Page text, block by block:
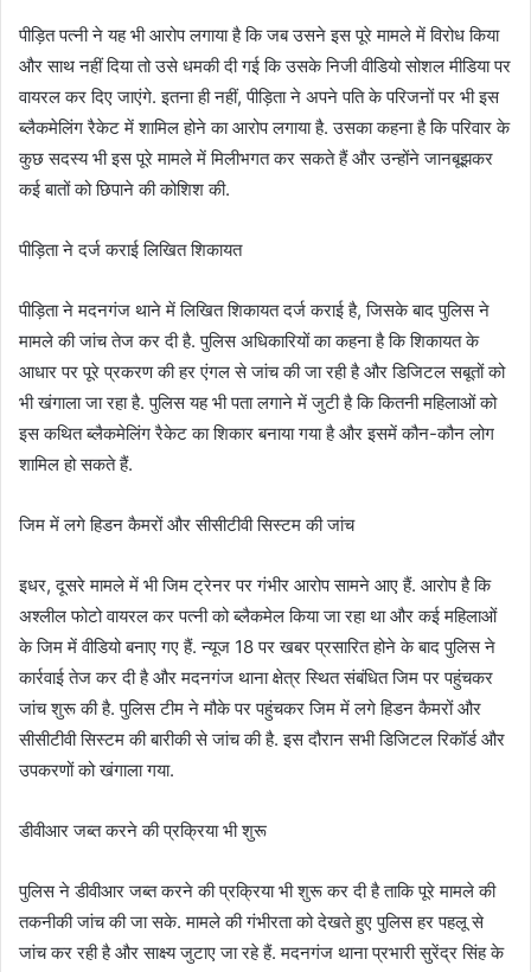
पीड़ित पत्नी ने यह भी आरोप लगाया है कि जब उसने इस पूरे मामले में विरोध किया
और साथ नहीं दिया तो उसे धमकी दी गई कि उसके निजी वीडियो सोशल मीडिया पर
वायरल कर दिए जाएंगे. इतना ही नहीं, पीड़िता ने अपने पति के परिजनों पर भी इस
ब्लैकमेलिंग रैकेट में शामिल होने का आरोप लगाया है. उसका कहना है कि परिवार के
कुछ सदस्य भी इस पूरे मामले में मिलीभगत कर सकते हैं और उन्होंने जानबूझकर
कई बातों को छिपाने की कोशिश की.
पीड़िता ने दर्ज कराई लिखित शिकायत
पीड़िता ने मदनगंज थाने में लिखित शिकायत दर्ज कराई है, जिसके बाद पुलिस ने
मामले की जांच तेज कर दी है. पुलिस अधिकारियों का कहना है कि शिकायत के
आधार पर पूरे प्रकरण की हर एंगल से जांच की जा रही है और डिजिटल सबूतों को
भी खंगाला जा रहा है. पुलिस यह भी पता लगाने में जुटी है कि कितनी महिलाओं को
इस कथित ब्लैकमेलिंग रैकेट का शिकार बनाया गया है और इसमें कौन-कौन लोग
शामिल हो सकते हैं.
जिम में लगे हिडन कैमरों और सीसीटीवी सिस्टम की जांच
इधर, दूसरे मामले में भी जिम ट्रेनर पर गंभीर आरोप सामने आए हैं. आरोप है कि
अश्लील फोटो वायरल कर पत्नी को ब्लैकमेल किया जा रहा था और कई महिलाओं
के जिम में वीडियो बनाए गए हैं. न्यूज 18 पर खबर प्रसारित होने के बाद पुलिस ने
कार्रवाई तेज कर दी है और मदनगंज थाना क्षेत्र स्थित संबंधित जिम पर पहुंचकर
जांच शुरू की है. पुलिस टीम ने मौके पर पहुंचकर जिम में लगे हिडन कैमरों और
सीसीटीवी सिस्टम की बारीकी से जांच की है. इस दौरान सभी डिजिटल रिकॉर्ड और
उपकरणों को खंगाला गया.
डीवीआर जब्त करने की प्रक्रिया भी शुरू
पुलिस ने डीवीआर जब्त करने की प्रक्रिया भी शुरू कर दी है ताकि पूरे मामले की
तकनीकी जांच की जा सके. मामले की गंभीरता को देखते हुए पुलिस हर पहलू से
जांच कर रही है और साक्ष्य जुटाए जा रहे हैं. मदनगंज थाना प्रभारी सुरेंद्र सिंह के